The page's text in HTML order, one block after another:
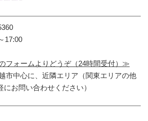
17:00
フォームよりどうぞ（24時間受付）≫
市中心に、近隣エリア（関東エリアの他
お問い合わせください）